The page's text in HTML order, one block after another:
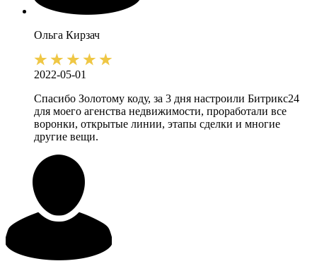
Ольга Кирзач
2022-05-01
Спасибо Золотому коду, за 3 дня настроили Битрикс24
для моего агенства недвижимости, проработали все
воронки, открытые линии, этапы сделки и многие
другие вещи.